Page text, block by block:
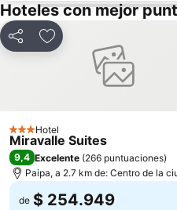
Hoteles con mejor
CompartirAgregar a favoritos
3 Estrellas
Hotel
Miravalle Suites
9,4 Excelente (266 puntuaciones)
Paipa, a 2.7 km de: Centro de la
de $ 254.949